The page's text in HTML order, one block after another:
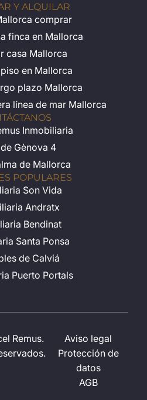
Y ALQUILAR
comprar
finca en Mallorca
casa Mallorca
en Mallorca
plazo Mallorca
línea de mar Mallorca
Inmobiliaria
Gènova 4
de Mallorca
POPULARES
Son Vida
Andratx
Bendinat
Santa Ponsa
de Calviá
Puerto Portals
Remus.
Aviso legal
Protección de
datos
AGB